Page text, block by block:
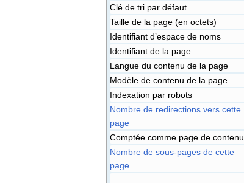
Clé de tri par défaut
Taille de la page (en octets)
Identifiant dʼespace de noms
Identifiant de la page
Langue du contenu de la page
Modèle de contenu de la page
Indexation par robots
Nombre de redirections vers cette
page
Comptée comme page de contenu
Nombre de sous-pages de cette
page